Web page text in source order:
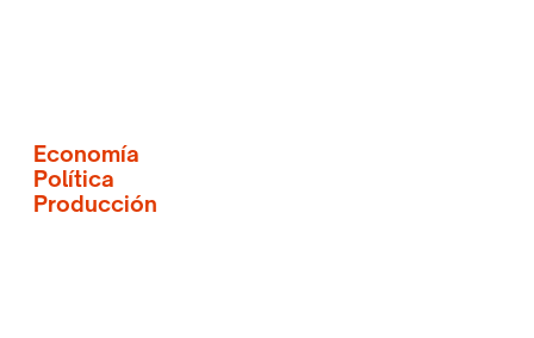
Economía
Política
Producción